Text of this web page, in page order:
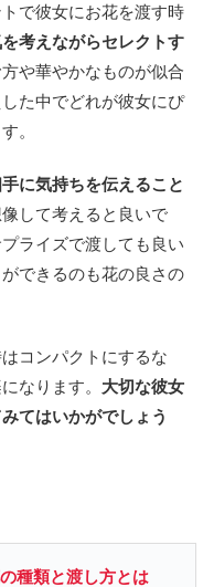
で彼女にお花を渡す時
考えながらセレクトす
や華やかなものが似合
た中でどれが彼女にぴ
。
に気持ちを伝えること
して考えると良いで
ライズで渡しても良い
できるのも花の良さの
コンパクトにするな
なります。 大切な彼女
てはいかがでしょう
種類と渡し方とは